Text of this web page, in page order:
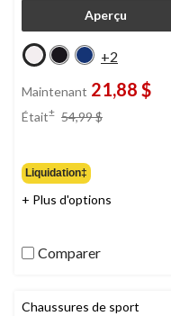
Aperçu
+2
Maintenant 21,88 $
Était± 54,99 $
Liquidation‡
+ Plus d'options
Comparer
Chaussures de sport